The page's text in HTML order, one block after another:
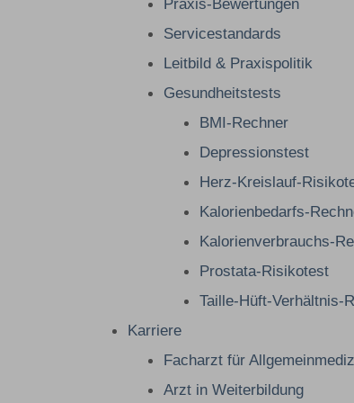
Servicestandards
Leitbild & Praxispolitik
Gesundheitstests
BMI-Rechner
Depressionstest
Herz-Kreislauf-
Kalorienbedarfs-
Kalorienverbrauchs-
Prostata-Risikotest
Taille-Hüft-Verhältnis-
Karriere
Facharzt für
Arzt in Weiterbildung